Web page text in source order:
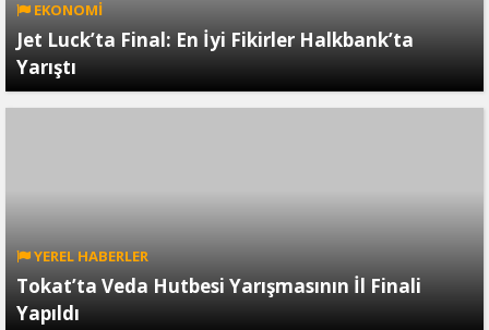
EKONOMİ
Jet Luck’ta Final: En İyi Fikirler Halkbank’ta
Yarıştı
YEREL HABERLER
Tokat’ta Veda Hutbesi Yarışmasının İl Finali
Yapıldı